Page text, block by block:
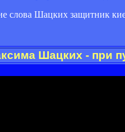
слова Шацких защитник
Шацких - при